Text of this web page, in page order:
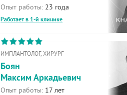
Опыт работы: 23 года
Работает в 1-й клинике
ИМПЛАНТОЛОГ, ХИРУРГ
Боян
Максим Аркадьевич
Опыт работы: 17 лет